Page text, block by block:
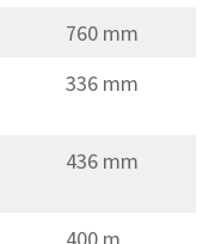
760 mm
336 mm
436 mm